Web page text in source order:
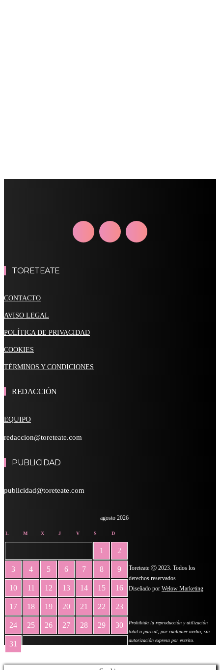
TORETEATE
CONTACTO
AVISO LEGAL
POLÍTICA DE PRIVACIDAD
COOKIES
TÉRMINOS Y CONDICIONES
REDACCIÓN
EQUIPO
redaccion@toreteate.com
PUBLICIDAD
publicidad@toreteate.com
agosto 2026
L M X J V S D
1 2
3 4 5 6 7 8 9
10 11 12 13 14 15 16
17 18 19 20 21 22 23
24 25 26 27 28 29 30
31
Toreteate Ⓒ 2023. Todos los
derechos reservados
Diseñado por Welow Marketing
Prohibida la reproducción y utilización
total o parcial, por cualquier medio, sin
autorización expresa por escrito.